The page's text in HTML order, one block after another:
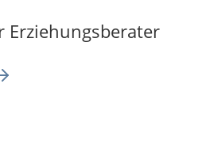
Erzie­hungs­be­rater